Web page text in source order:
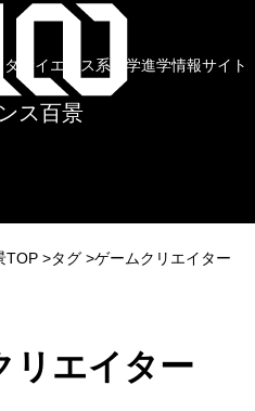
タサイエンス系大学進学情報サイト
ス百景
TOP タグ ゲームクリエイター
リエイター